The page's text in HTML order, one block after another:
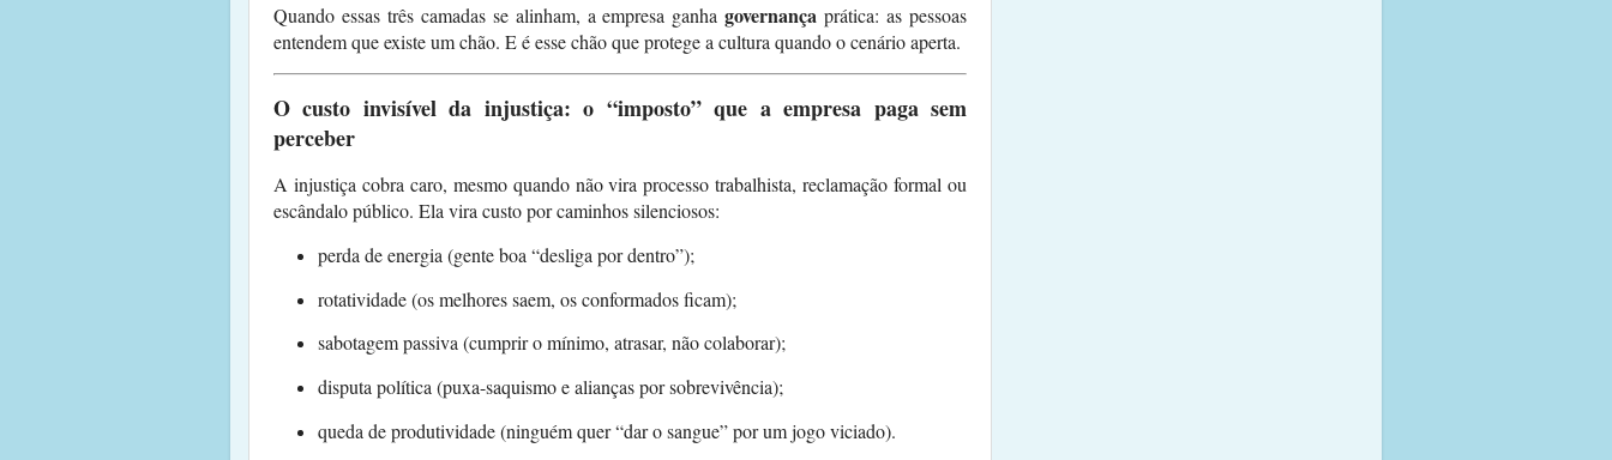
Quando essas três camadas se alinham, a empresa ganhagovernança prática: as pessoas
entendem que existe um chão. E é esse chão que protege a cultura quando o cenário aperta.
O custo invisível da injustiça: o “imposto” que a empresa paga sem
perceber
A injustiça cobra caro, mesmo quando não vira processo trabalhista, reclamação formal ou
escândalo público. Ela vira custo por caminhos silenciosos:
perda de energia (gente boa “desliga por dentro”);
rotatividade (os melhores saem, os conformados ficam);
sabotagem passiva (cumprir o mínimo, atrasar, não colaborar);
disputa política (puxa-saquismo e alianças por sobrevivência);
queda de produtividade (ninguém quer “dar o sangue” por um jogo viciado).